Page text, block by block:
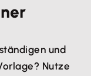
und
Nutze